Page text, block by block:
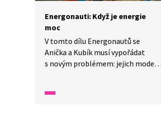
Energonauti: Když je energie
moc
V tomto dílu Energonautů se
Anička a Kubík musí vypořádat
s novým problémem: jejich model
nemá kam odtéct. Tesla jim proto